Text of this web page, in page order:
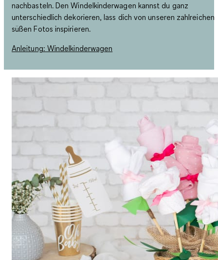
nachbasteln. Den Windelkinderwagen kannst du ganz
unterschiedlich dekorieren, lass dich von unseren zahlreichen
süßen Fotos inspirieren.
Anleitung: Windelkinderwagen